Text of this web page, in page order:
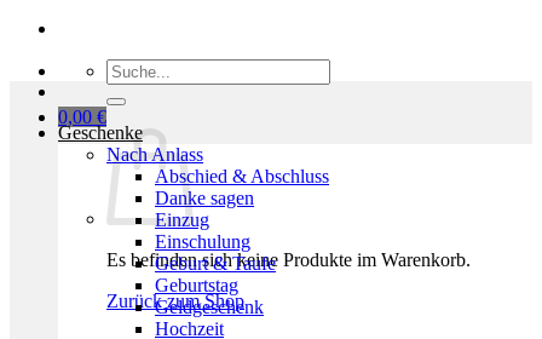
Suchen
nach:
0,00 €
Es befinden sich keine Produkte im Warenkorb.
Zurück zum Shop
Geschenke
Nach Anlass
Abschied & Abschluss
Danke sagen
Einzug
Einschulung
Geburt & Taufe
Geburtstag
Geldgeschenk
Hochzeit